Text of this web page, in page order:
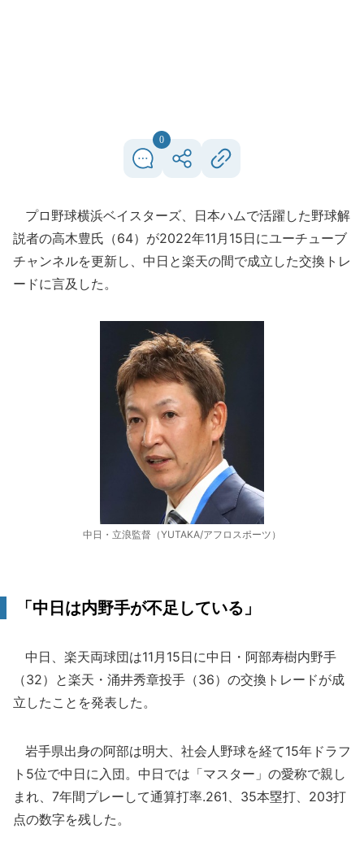
0
プロ野球横浜ベイスターズ、日本ハムで活躍した野球解
説者の高木豊氏（64）が2022年11月15日にユーチューブ
チャンネルを更新し、中日と楽天の間で成立した交換トレ
ードに言及した。
中日・立浪監督（YUTAKA/アフロスポーツ）
「中日は内野手が不足している」
中日、楽天両球団は11月15日に中日・阿部寿樹内野手
（32）と楽天・涌井秀章投手（36）の交換トレードが成
立したことを発表した。
岩手県出身の阿部は明大、社会人野球を経て15年ドラフ
ト5位で中日に入団。中日では「マスター」の愛称で親し
まれ、7年間プレーして通算打率.261、35本塁打、203打
点の数字を残した。